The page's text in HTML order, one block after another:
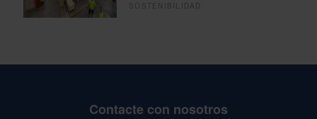
SOSTENIBILIDAD
Contacte con nosotros